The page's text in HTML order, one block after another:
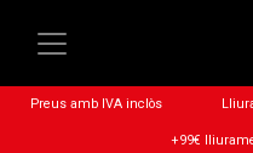
Preus amb IVA inclòs
+99€